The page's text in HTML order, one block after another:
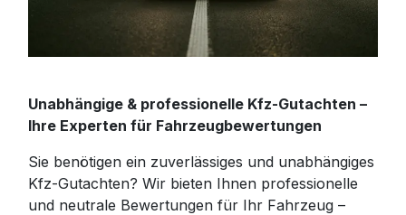
Unabhängige & professionelle Kfz-Gutachten –
Ihre Experten für Fahrzeugbewertungen
Sie benötigen ein zuverlässiges und unabhängiges
Kfz-Gutachten? Wir bieten Ihnen professionelle
und neutrale Bewertungen für Ihr Fahrzeug –